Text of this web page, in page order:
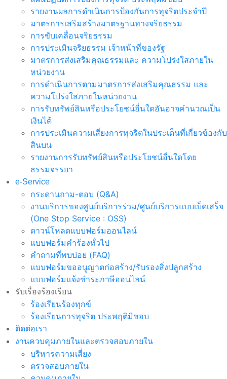
รายงานผลการดำเนินการป้องกันการทุจริตประจำปี
มาตรการเสริมสร้างมาตรฐานทางจริยธรรม
การขับเคลื่อนจริยธรรม
การประเมินจริยธรรม เจ้าหน้าที่ของรัฐ
มาตรการส่งเสริมคุณธรรมและ ความโปร่งใสภายใน
หน่วยงาน
การดำเนินการตามมาตรการส่งเสริมคุณธรรม และ
ความโปร่งใสภายในหน่วยงาน
การรับทรัพย์สินหรือประโยชน์อื่นใดอันอาจคำนวณเป็น
เงินได้
การประเมินความเสี่ยงการทุจริตในประเด็นที่เกี่ยวข้องกับ
สินบน
รายงานการรับทรัพย์สินหรือประโยชน์อื่นใดโดย
ธรรมจรรยา
e-Service
กระดานถาม-ตอบ (Q&A)
งานบริการของศูนย์บริการร่วม/ศูนย์บริการแบบเบ็ดเสร็จ
(One Stop Service : OSS)
ดาวน์โหลดแบบฟอร์มออนไลน์
แบบฟอร์มคำร้องทั่วไป
คำถามที่พบบ่อย (FAQ)
แบบฟอร์มขออนูญาตก่อสร้าง/รับรองสิ่งปลูกสร้าง
แบบฟอร์มแจ้งชำระภาษีออนไลน์
รับเรื่องร้องเรียน
ร้องเรียนร้องทุกข์
ร้องเรียนการทุจริต ประพฤติมิชอบ
ติดต่อเรา
งานควบคุมภายในและตรวจสอบภายใน
บริหารความเสี่ยง
ตรวจสอบภายใน